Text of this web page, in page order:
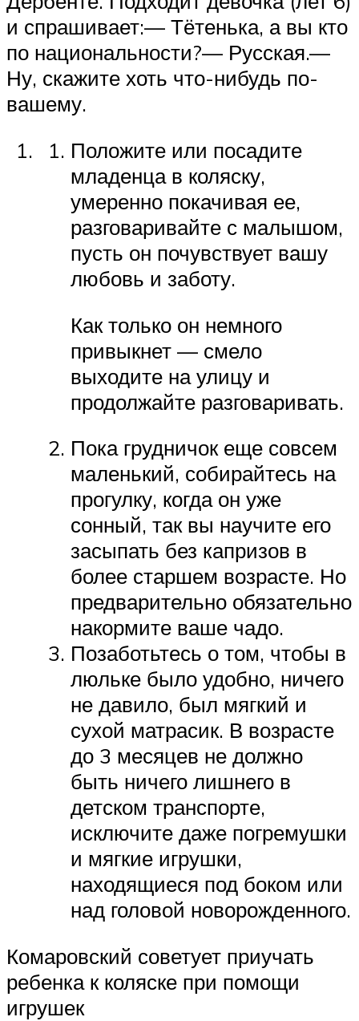
и спрашивает:— Тётенька, а вы кто
по национальности?— Русская.—
Ну, скажите хоть что-нибудь по-
вашему.
Положите или посадите
младенца в коляску,
умеренно покачивая ее,
разговаривайте с малышом,
пусть он почувствует вашу
любовь и заботу.
Как только он немного
привыкнет — смело
выходите на улицу и
продолжайте разговаривать.
Пока грудничок еще совсем
маленький, собирайтесь на
прогулку, когда он уже
сонный, так вы научите его
засыпать без капризов в
более старшем возрасте. Но
предварительно обязательно
накормите ваше чадо.
Позаботьтесь о том, чтобы в
люльке было удобно, ничего
не давило, был мягкий и
сухой матрасик. В возрасте
до 3 месяцев не должно
быть ничего лишнего в
детском транспорте,
исключите даже погремушки
и мягкие игрушки,
находящиеся под боком или
над головой новорожденного.
Комаровский советует приучать
ребенка к коляске при помощи
игрушек